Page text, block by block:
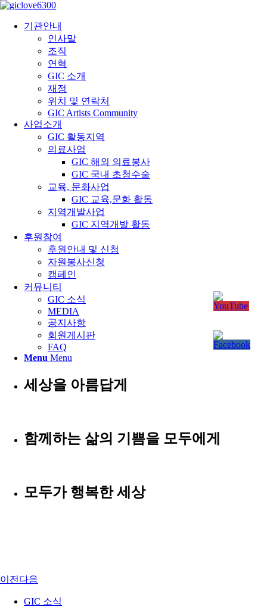
기관안내
인사말
조직
연혁
GIC 소개
재정
위치 및 연락처
GIC Artists Community
사업소개
GIC 활동지역
의료사업
GIC 해외 의료봉사
GIC 국내 초청수술
교육, 문화사업
GIC 교육,문화 활동
지역개발사업
GIC 지역개발 활동
후원참여
후원안내 및 신청
자원봉사신청
캠페인
커뮤니티
GIC 소식
MEDIA
공지사항
회원게시판
FAQ
Menu Menu
세상을 아름답게
함께하는 삶의 기쁨을 모두에게
모두가 행복한 세상
이전 다음
GIC 소식